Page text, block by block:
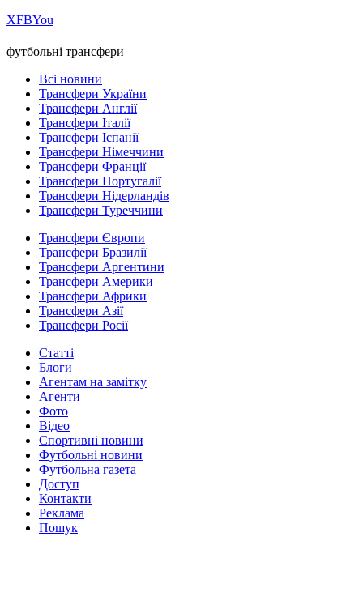
ХFBYou
футбольні трансфери
Всі новини
Трансфери України
Трансфери Англії
Трансфери Італії
Трансфери Іспанії
Трансфери Німеччини
Трансфери Франції
Трансфери Португалії
Трансфери Нідерландів
Трансфери Туреччини
Трансфери Європи
Трансфери Бразилії
Трансфери Аргентини
Трансфери Америки
Трансфери Африки
Трансфери Азії
Трансфери Росії
Статті
Блоги
Агентам на замітку
Агенти
Фото
Відео
Спортивні новини
Футбольні новини
Футбольна газета
Доступ
Контакти
Реклама
Пошук